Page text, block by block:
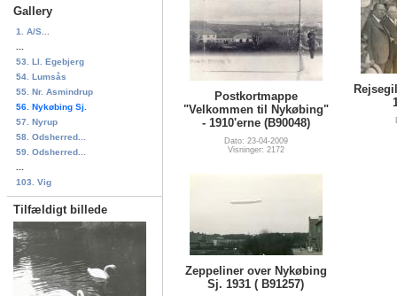
Gallery
1. A/S...
53. Ll. Egebjerg
54. Lumsås
55. Nr. Asmindrup
56. Nykøbing Sj.
57. Nyrup
58. Odsherred...
59. Odsherred...
103. Vig
Tilfældigt billede
Postkortmappe
"Velkommen til Nykøbing"
- 1910'erne (B90048)
Dato: 23-04-2009
Visninger: 2172
Zeppeliner over Nykøbing
Sj. 1931 ( B91257)